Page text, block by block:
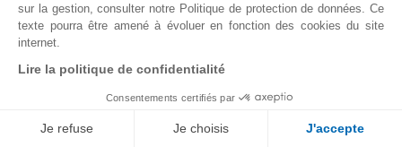
Prog Urol. 2021 Sep 30:S1166-
sur la gestion, consulter notre Politique de protection de données. Ce
texte pourra être amené à évoluer en fonction des cookies du site
internet.
Lire la politique de confidentialité
Consentements certifiés par
Je refuse Je choisis J'accepte